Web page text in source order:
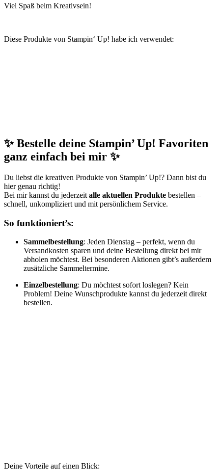
Viel Spaß beim Kreativsein!
Diese Produkte von Stampin‘ Up! habe ich verwendet:
✨ Bestelle deine Stampin’ Up! Favoriten
ganz einfach bei mir ✨
Du liebst die kreativen Produkte von Stampin’ Up!? Dann bist du
hier genau richtig!
Bei mir kannst du jederzeit alle aktuellen Produkte bestellen –
schnell, unkompliziert und mit persönlichem Service.
So funktioniert’s:
Sammelbestellung: Jeden Dienstag – perfekt, wenn du
Versandkosten sparen und deine Bestellung direkt bei mir
abholen möchtest. Bei besonderen Aktionen gibt’s außerdem
zusätzliche Sammeltermine.
Einzelbestellung: Du möchtest sofort loslegen? Kein
Problem! Deine Wunschprodukte kannst du jederzeit direkt
bestellen.
Deine Vorteile auf einen Blick: